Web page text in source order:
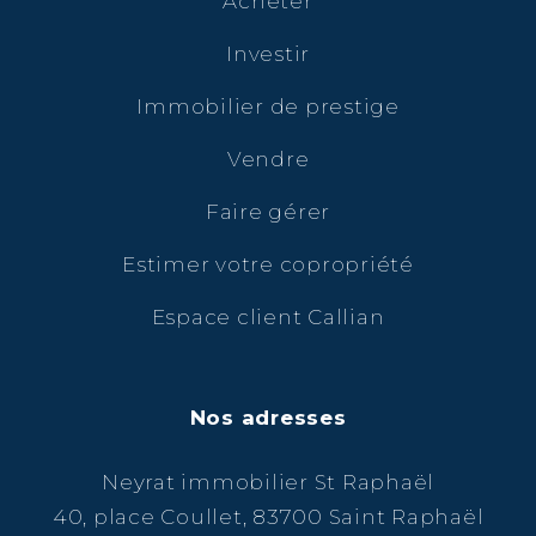
Investir
Immobilier de prestige
Vendre
Faire gérer
Estimer votre copropriété
Espace client Callian
Nos adresses
Neyrat immobilier St Raphaël
40, place Coullet, 83700 Saint Raphaël